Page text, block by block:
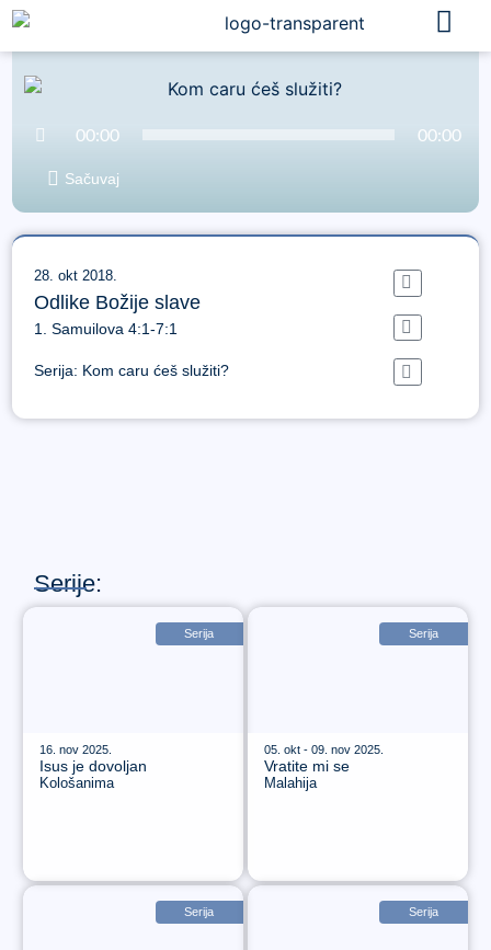
00:00 00:00
Sačuvaj
28. okt 2018.
Odlike Božije slave
1. Samuilova 4:1-7:1
Serija: Kom caru ćeš služiti?
Serije:
Serija
16. nov 2025.
Isus je dovoljan
Kološanima
Serija
05. okt - 09. nov 2025.
Vratite mi se
Malahija
Serija Serija